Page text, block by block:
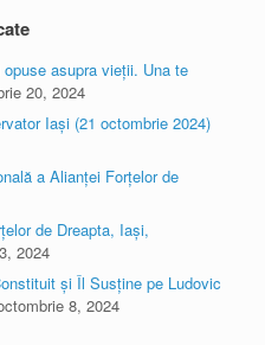
asupra vieții. Una te
20, 2024
Iași (21 octombrie 2024)
a Alianței Forțelor de
de Dreapta, Iași,
2024
și Îl Susține pe Ludovic
8, 2024